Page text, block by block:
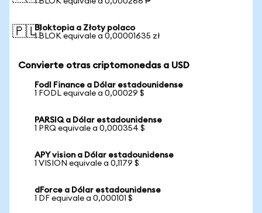
🇵🇱Bloktopia a Złoty polaco
1 BLOK equivale a 0,00001635 zł
Convierte otras criptomonedas a USD
Fodl Finance a Dólar estadounidense
1 FODL equivale a 0,00029 $
PARSIQ a Dólar estadounidense
1 PRQ equivale a 0,000354 $
APY vision a Dólar estadounidense
1 VISION equivale a 0,1179 $
dForce a Dólar estadounidense
1 DF equivale a 0,000101 $